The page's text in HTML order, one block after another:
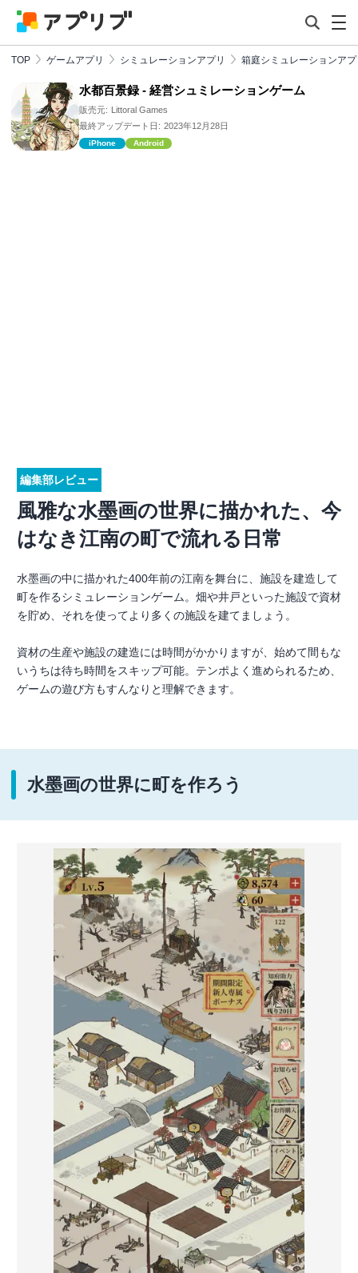
TOP ゲームアプリ シミュレーションアプリ 箱庭シミュレーションア
水都百景録 - 経営シュミレーションゲーム
販売元: Littoral Games
最終アップデート日: 2023年12月28日
iPhone Android
編集部レビュー
風雅な水墨画の世界に描かれた、今
はなき江南の町で流れる日常
水墨画の中に描かれた400年前の江南を舞台に、施設を建造して
町を作るシミュレーションゲーム。畑や井戸といった施設で資材
を貯め、それを使ってより多くの施設を建てましょう。
資材の生産や施設の建造には時間がかかりますが、始めて間もな
いうちは待ち時間をスキップ可能。テンポよく進められるため、
ゲームの遊び方もすんなりと理解できます。
水墨画の世界に町を作ろう